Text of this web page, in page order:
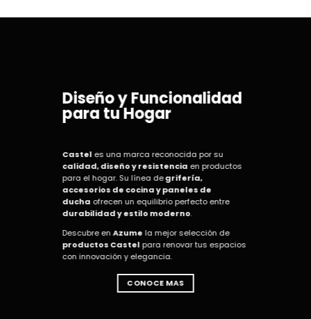
Diseño y Funcionalidad
para tu Hogar
Castel es una marca reconocida por su
calidad, diseño y resistencia en productos
para el hogar. Su línea degrifería,
accesorios de cocina y paneles de
ducha ofrecen un equilibrio perfecto entre
durabilidad y estilo moderno.
Descubre enAzume la mejor selección de
productos Castel para renovar tus espacios
con innovación y elegancia.
CONOCE MAS